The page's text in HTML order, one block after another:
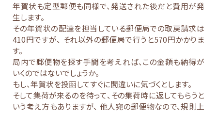
年賀状も定型郵便も同様で、発送された後だと費用が発
生します。
その年賀状の配達を担当している郵便局での取戻請求は
410円ですが、 それ以外の郵便局で行うと570円かかりま
す。
局内で郵便物を探す手間を考えれば、この金額も納得が
いくのではないでしょうか。
もし、年賀状を投函してすぐに間違いに気づくとします。
そして集荷が来るのを待って、その集荷時に返してもらうと
いう考え方もありますが、 他人宛の郵便物なので、規則上